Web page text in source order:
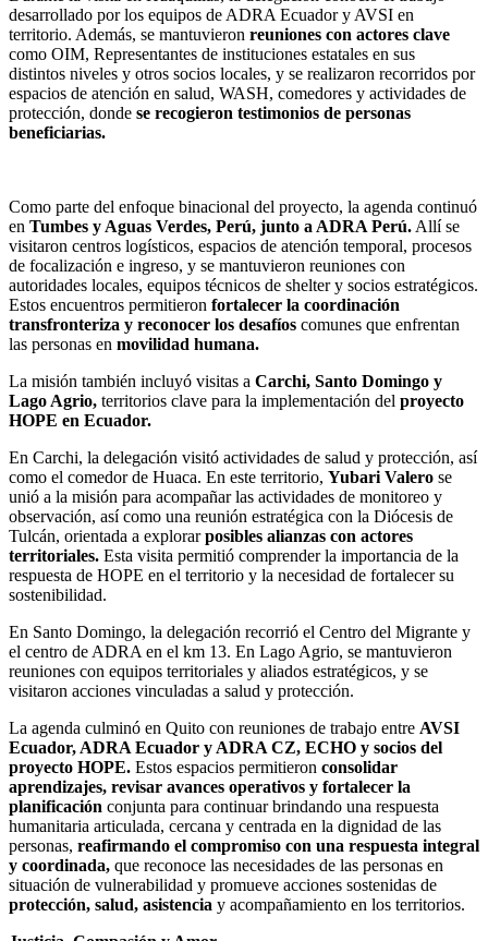
desarrollado por los equipos de ADRA Ecuador y AVSI en
territorio. Además, se mantuvieron reuniones con actores clave
como OIM, Representantes de instituciones estatales en sus
distintos niveles y otros socios locales, y se realizaron recorridos por
espacios de atención en salud, WASH, comedores y actividades de
protección, donde se recogieron testimonios de personas
beneficiarias.
Como parte del enfoque binacional del proyecto, la agenda continuó
en Tumbes y Aguas Verdes, Perú, junto a ADRA Perú. Allí se
visitaron centros logísticos, espacios de atención temporal, procesos
de focalización e ingreso, y se mantuvieron reuniones con
autoridades locales, equipos técnicos de shelter y socios estratégicos.
Estos encuentros permitieron fortalecer la coordinación
transfronteriza y reconocer los desafíos comunes que enfrentan
las personas en movilidad humana.
La misión también incluyó visitas a Carchi, Santo Domingo y
Lago Agrio, territorios clave para la implementación del proyecto
HOPE en Ecuador.
En Carchi, la delegación visitó actividades de salud y protección, así
como el comedor de Huaca. En este territorio, Yubari Valero se
unió a la misión para acompañar las actividades de monitoreo y
observación, así como una reunión estratégica con la Diócesis de
Tulcán, orientada a explorarposibles alianzas con actores
territoriales. Esta visita permitió comprender la importancia de la
respuesta de HOPE en el territorio y la necesidad de fortalecer su
sostenibilidad.
En Santo Domingo, la delegación recorrió el Centro del Migrante y
el centro de ADRA en el km 13. En Lago Agrio, se mantuvieron
reuniones con equipos territoriales y aliados estratégicos, y se
visitaron acciones vinculadas a salud y protección.
La agenda culminó en Quito con reuniones de trabajo entre AVSI
Ecuador, ADRA Ecuador y ADRA CZ, ECHO y socios del
proyecto HOPE. Estos espacios permitieron consolidar
aprendizajes, revisar avances operativos y fortalecer la
planificación conjunta para continuar brindando una respuesta
humanitaria articulada, cercana y centrada en la dignidad de las
personas, reafirmando el compromiso con una respuesta integral
y coordinada, que reconoce las necesidades de las personas en
situación de vulnerabilidad y promueve acciones sostenidas de
protección, salud, asistencia y acompañamiento en los territorios.